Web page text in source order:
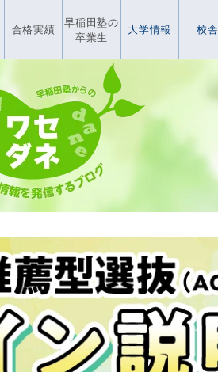
合格実績
早稲田塾の
卒業生
大学情報 校舎